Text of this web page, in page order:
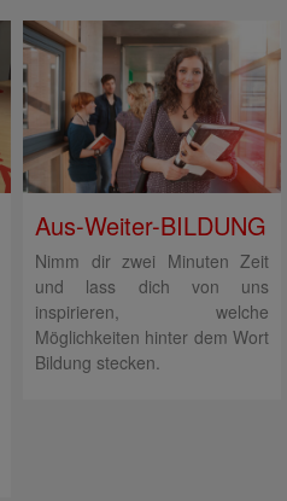
Aus-Weiter-BILDUNG
Nimm dir zwei Minuten Zeit
und lass dich von uns
inspirieren, welche
Möglichkeiten hinter dem Wort
Bildung stecken.